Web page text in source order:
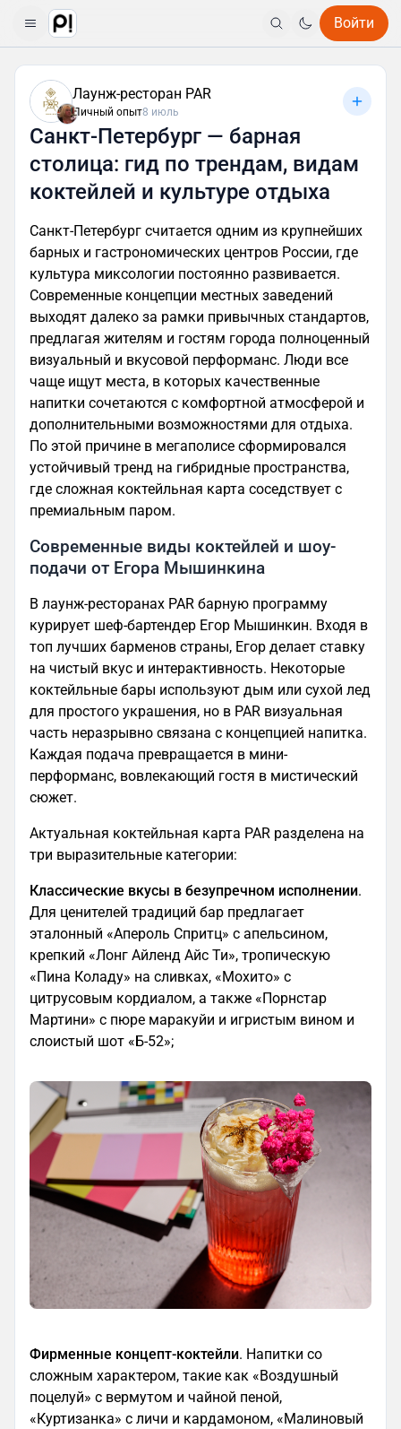
Войти
Лаунж-ресторан PAR
Личный опыт8 июль
Санкт-Петербург — барная
столица: гид по трендам, видам
коктейлей и культуре отдыха
Санкт-Петербург считается одним из крупнейших
барных и гастрономических центров России, где
культура миксологии постоянно развивается.
Современные концепции местных заведений
выходят далеко за рамки привычных стандартов,
предлагая жителям и гостям города полноценный
визуальный и вкусовой перформанс. Люди все
чаще ищут места, в которых качественные
напитки сочетаются с комфортной атмосферой и
дополнительными возможностями для отдыха.
По этой причине в мегаполисе сформировался
устойчивый тренд на гибридные пространства,
где сложная коктейльная карта соседствует с
премиальным паром.
Современные виды коктейлей и шоу-
подачи от Егора Мышинкина
В лаунж-ресторанах PAR барную программу
курирует шеф-бартендер Егор Мышинкин. Входя в
топ лучших барменов страны, Егор делает ставку
на чистый вкус и интерактивность. Некоторые
коктейльные бары используют дым или сухой лед
для простого украшения, но в PAR визуальная
часть неразрывно связана с концепцией напитка.
Каждая подача превращается в мини-
перформанс, вовлекающий гостя в мистический
сюжет.
Актуальная коктейльная карта PAR разделена на
три выразительные категории:
Классические вкусы в безупречном исполнении.
Для ценителей традиций бар предлагает
эталонный «Апероль Спритц» с апельсином,
крепкий «Лонг Айленд Айс Ти», тропическую
«Пина Коладу» на сливках, «Мохито» с
цитрусовым кордиалом, а также «Порнстар
Мартини» с пюре маракуйи и игристым вином и
слоистый шот «Б-52»;
Фирменные концепт-коктейли. Напитки со
сложным характером, такие как «Воздушный
поцелуй» с вермутом и чайной пеной,
«Куртизанка» с личи и кардамоном, «Малиновый